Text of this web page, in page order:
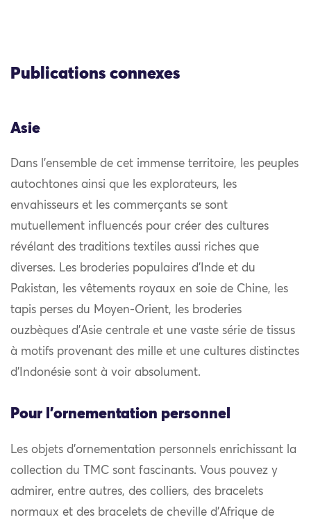
Publications connexes
Asie
Dans l’ensemble de cet immense territoire, les peuples
autochtones ainsi que les explorateurs, les
envahisseurs et les commerçants se sont
mutuellement influencés pour créer des cultures
révélant des traditions textiles aussi riches que
diverses. Les broderies populaires d’Inde et du
Pakistan, les vêtements royaux en soie de Chine, les
tapis perses du Moyen-Orient, les broderies
ouzbèques d’Asie centrale et une vaste série de tissus
à motifs provenant des mille et une cultures distinctes
d’Indonésie sont à voir absolument.
Pour l'ornementation personnel
Les objets d’ornementation personnels enrichissant la
collection du TMC sont fascinants. Vous pouvez y
admirer, entre autres, des colliers, des bracelets
normaux et des bracelets de cheville d’Afrique de